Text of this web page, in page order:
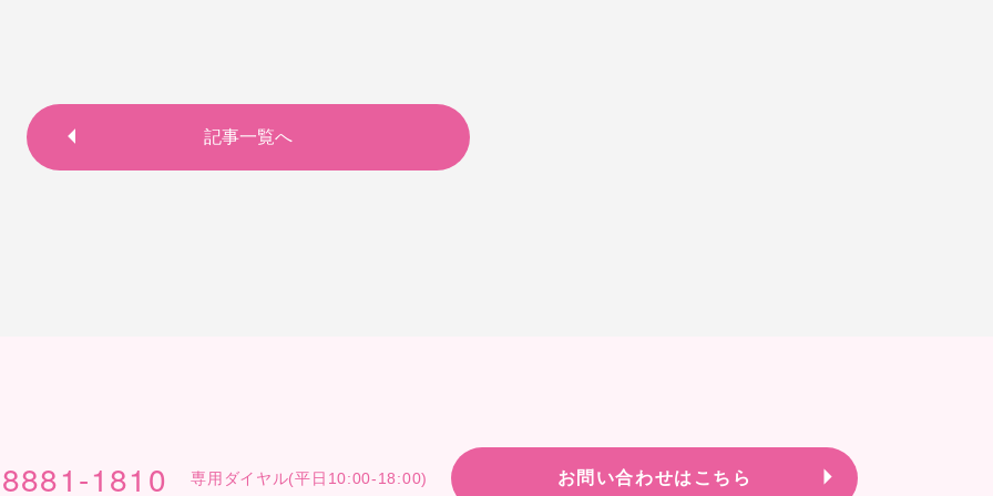
記事一覧へ
1810 専用ダイヤル(平日10:00-18:00) お問い合わせはこちら